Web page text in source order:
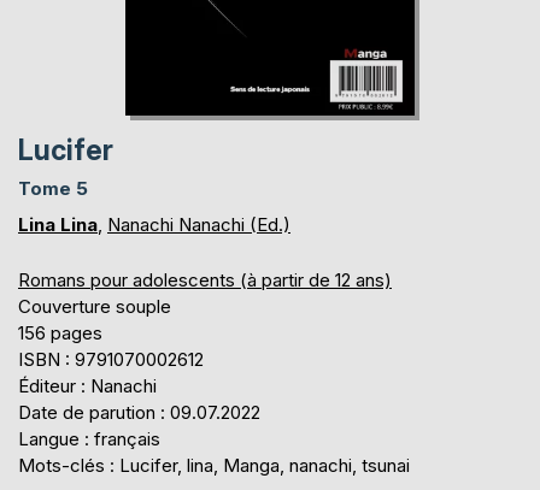
Lucifer
Tome 5
Lina Lina, Nanachi Nanachi (Ed.)
Romans pour adolescents (à partir de 12 ans)
Couverture souple
156 pages
ISBN : 9791070002612
Éditeur : Nanachi
Date de parution : 09.07.2022
Langue : français
Mots-clés : Lucifer, lina, Manga, nanachi, tsunai